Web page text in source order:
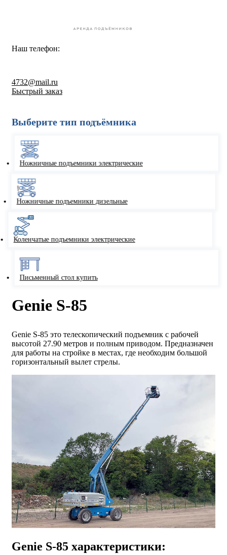
Наш телефон:
4732@mail.ru
Быстрый заказ
Выберите тип подъёмника
Ножничные подъемники электрические
Ножничные подъемники дизельные
Коленчатые подъемники электрические
Письменный стол купить
Genie S-85
Genie S-85 это телескопический подъемник с рабочей
высотой 27.90 метров и полным приводом. Предназначен
для работы на стройке в местах, где необходим большой
горизонтальный вылет стрелы.
Genie S-85 характеристики: